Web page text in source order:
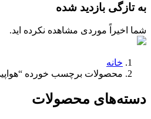
به تازگی بازدید شده
شما اخیراً موردی مشاهده نکرده اید.
خانه
محصولات برچسب خورده
دسته‌های محصولات